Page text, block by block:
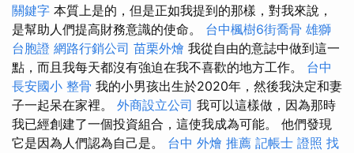
關鍵字 本質上是的，但是正如我提到的那樣，對我來說，
是幫助人們提高財務意識的使命。 台中楓樹6街喬骨 雄獅
台胞證 網路行銷公司 苗栗外燴 我從自由的意誌中做到這一
點，而且我每天都沒有強迫在我不喜歡的地方工作。 台中
長安國小 整骨 我的小男孩出生於2020年，然後我決定和妻
子一起呆在家裡。 外商設立公司 我可以這樣做，因為那時
我已經創建了一個投資組合，這使我成為可能。 他們發現
它是因為人們認為自己是。 台中 外燴 推薦 記帳士 證照 找